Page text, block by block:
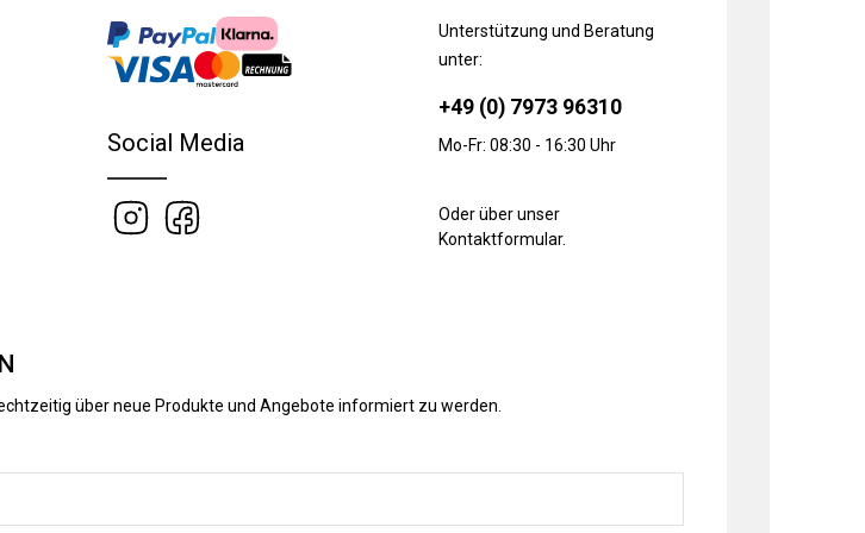
Social Media
Unterstützung und Beratung
unter:
+49 (0) 7973 96310
Mo-Fr: 08:30 - 16:30 Uhr
Oder über unser
Kontaktformular.
über neue Produkte und Angebote informiert zu werden.